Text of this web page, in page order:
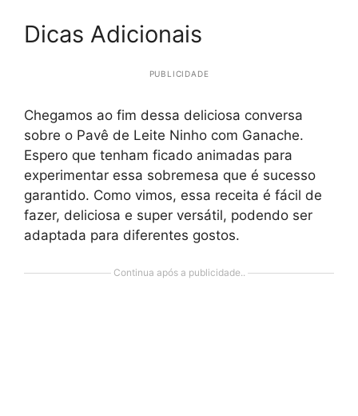
Dicas Adicionais
PUBLICIDADE
Chegamos ao fim dessa deliciosa conversa
sobre o Pavê de Leite Ninho com Ganache.
Espero que tenham ficado animadas para
experimentar essa sobremesa que é sucesso
garantido. Como vimos, essa receita é fácil de
fazer, deliciosa e super versátil, podendo ser
adaptada para diferentes gostos.
Continua após a publicidade..